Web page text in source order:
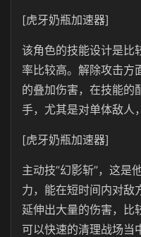
[虎牙奶瓶加速器]
该角色的技能设计是比
率比较高。解除攻击方
的叠加伤害，在技能的
手，尤其是对单体敌人
[虎牙奶瓶加速器]
主动技”幻影斩”，这是
力，能在短时间内对敌
延伸出大量的伤害，比
可以快速的清理战场当